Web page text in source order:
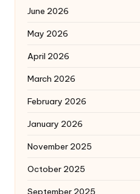
June 2026
May 2026
April 2026
March 2026
February 2026
January 2026
November 2025
October 2025